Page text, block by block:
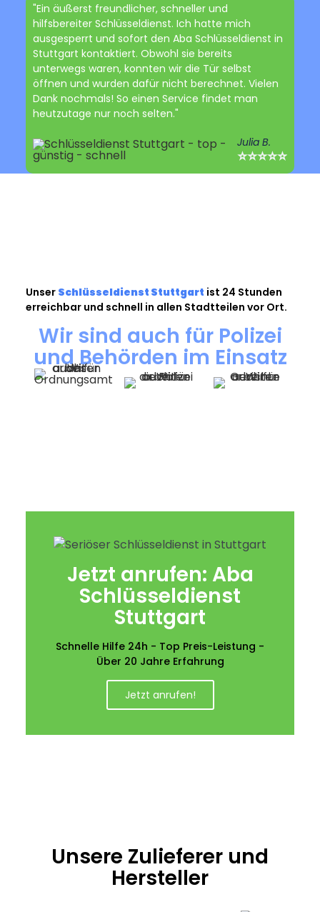
"Ein äußerst freundlicher, schneller und
hilfsbereiter Schlüsseldienst. Ich hatte mich
ausgesperrt und sofort den Aba Schlüsseldienst in
Stuttgart kontaktiert. Obwohl sie bereits
unterwegs waren, konnten wir die Tür selbst
öffnen und wurden dafür nicht berechnet. Vielen
Dank nochmals! So einen Service findet man
heutzutage nur noch selten."
Julia B.
⭐⭐⭐⭐⭐
Unser Schlüsseldienst Stuttgart ist 24 Stunden
erreichbar und schnell in allen Stadtteilen vor Ort.
Wir sind auch für Polizei
und Behörden im Einsatz
Jetzt anrufen: Aba
Schlüsseldienst
Stuttgart
Schnelle Hilfe 24h - Top Preis-Leistung -
Über 20 Jahre Erfahrung
Jetzt anrufen!
Unsere Zulieferer und
Hersteller